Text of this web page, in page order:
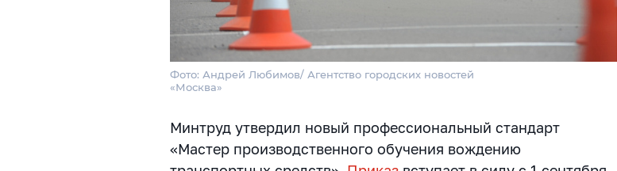
Фото: Андрей Любимов/ Агентство городских новостей
«Москва»
Минтруд утвердил новый профессиональный стандарт
«Мастер производственного обучения вождению